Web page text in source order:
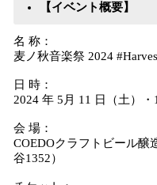
【イベント概要】
名 称：
麦ノ秋音楽祭 2024
日 時：
2024 年 5月 11 日（土）・
会 場：
COEDOクラフトビール醸
谷1352）